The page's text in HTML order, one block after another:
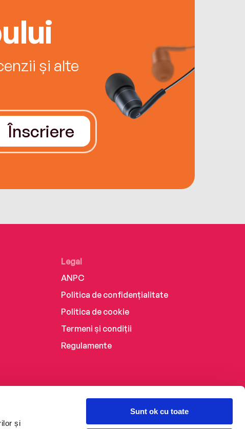
și
Sunt ok cu toate
și alte
Înscriere
Legal
ANPC
Politica de confidențialitate
Politica de cookie
Termeni și condiții
Regulamente